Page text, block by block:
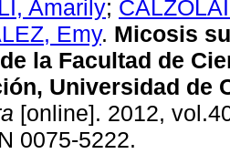
Amarily;
Emy. Micosis
la Facultad de
Universidad de
[online]. 2012,
0075-5222.